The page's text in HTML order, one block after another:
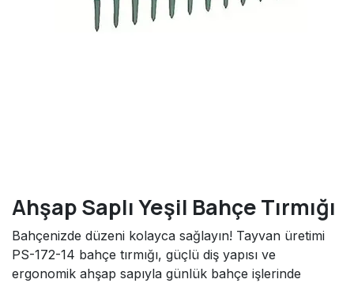
Ahşap Saplı Yeşil Bahçe Tırmığı
Bahçenizde düzeni kolayca sağlayın! Tayvan üretimi
PS-172-14 bahçe tırmığı, güçlü diş yapısı ve
ergonomik ahşap sapıyla günlük bahçe işlerinde